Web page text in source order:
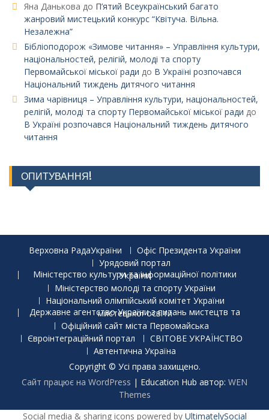
Яна Данькова до П’ятий Всеукраїнський багато
жанровий мистецький конкурс “Квітуча. Вільна.
Незалежна”
Бібліоподорож «Зимове читання» – Управління культури,
національностей, релігій, молоді та спорту
Первомайської міської ради до В Україні розпочався
Національний тиждень дитячого читання
Зима чарівниця – Управління культури, національностей,
релігій, молоді та спорту Первомайської міської ради до
В Україні розпочався Національний тиждень дитячого
читання
ОПИТУВАННЯ!
Верховна РадаУкраїни
Офіс Президента України
Урядовий портал
Міністерство культури та інформаційної політики України
Міністерство молоді та спорту України
Національний олімпійський комітет України
Державне агентство України з питань мистецтв та мистецької освіти
Офіційний сайт міста Первомайська
Євроінтеграційний портал
СВІТОВЕ УКРАЇНСТВО
Автентична Україна
Copyright © Усі права захищено.
Сайт працює на WordPress | Education Hub автор: WEN
Themes
Social media & sharing icons powered by UltimatelySocial